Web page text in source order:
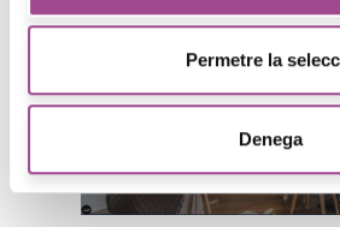
Permetre la
Denega